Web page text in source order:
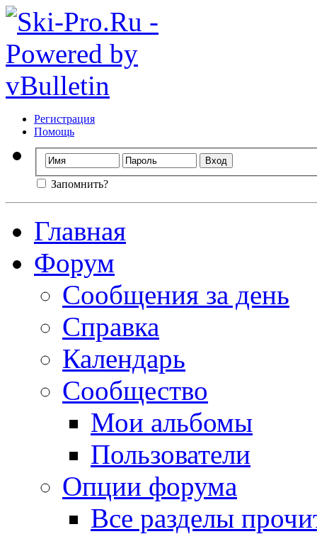
Регистрация
Помощь
Запомнить?
Главная
Форум
Сообщения за день
Справка
Календарь
Сообщество
Мои альбомы
Пользователи
Опции форума
Все разделы